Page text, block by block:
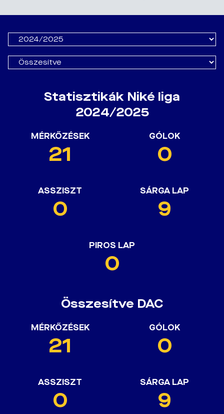
Statisztikák Niké liga
2024/2025
MÉRKŐZÉSEK
21
GÓLOK
0
ASSZISZT
0
SÁRGA LAP
9
PIROS LAP
0
Összesítve DAC
MÉRKŐZÉSEK
21
GÓLOK
0
ASSZISZT
0
SÁRGA LAP
9